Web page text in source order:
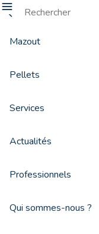
Mazout
Pellets
Services
Actualités
Professionnels
Qui sommes-nous ?
Quel est le prix
mazout de